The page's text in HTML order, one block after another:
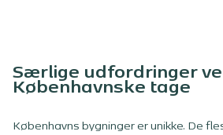
Særlige udfordringer
Københavnske tage
Københavns bygninger er unikke. De